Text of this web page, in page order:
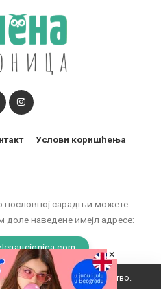
пословној сарадњи можете
доле наведене имејл адресе:
Услови коришћења
да побољша ваше искуство.
×